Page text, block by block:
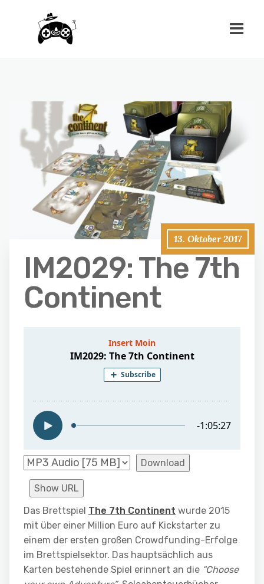
13. Oktober 2017
IM2029: The 7th
Continent
Download
Show URL
Das Brettspiel The 7th Continent wurde 2015
mit über einer Million Euro auf Kickstarter zu
einem der ersten großen Crowdfunding-Erfolge
im Brettspielsektor. Das hauptsächlich aus
Karten bestehende Spiel erinnert an die “Choose